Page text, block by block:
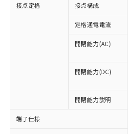
接点定格 接点構成
定格通電電流
開閉能力(AC)
開閉能力(DC)
開閉能力説明
端子仕様
※1 対応状況
対応済み：EU RoHS指
非含有に対応した製品が